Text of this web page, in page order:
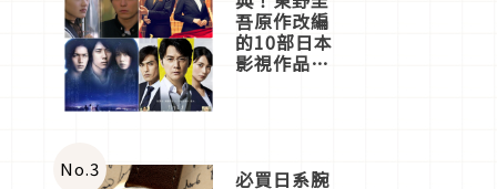
吾原作改編
的10部日本
影視作品推
No.3 必買日系腕